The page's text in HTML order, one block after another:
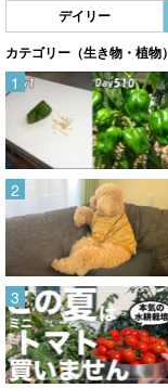
デイリー
カテゴリー（生き物・植物）